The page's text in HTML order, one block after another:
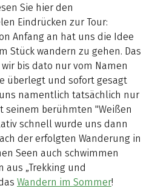
Sie hier den
Eindrücken zur Tour:
Anfang an hat uns die Idee
Stück wandern zu gehen. Das
bis dato nur vom Namen
überlegt und sofort gesagt
uns namentlich tatsächlich nur
seinem berühmten "Weißen
schnell wurde uns dann
der erfolgten Wanderung in
Seen auch schwimmen
aus „Trekking und
Wandern im Sommer!